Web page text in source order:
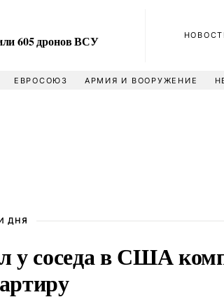
605 дронов ВСУ
ЕВРОСОЮЗ АРМИЯ И ВООРУЖЕНИЕ
ДНЯ
у соседа в США